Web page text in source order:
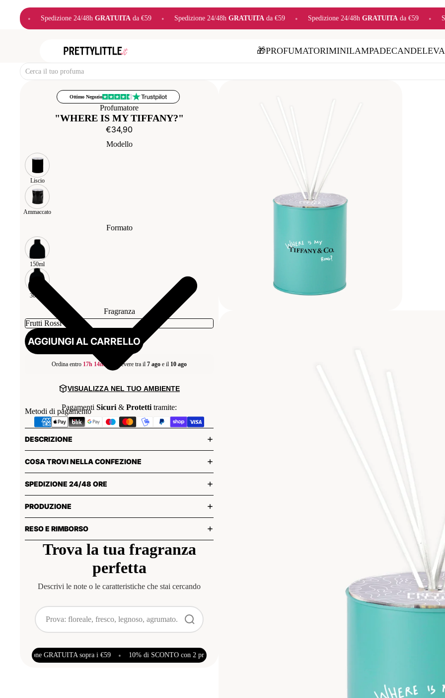
GRATUITA da €59 • Spedizione 24/48hGRATUITA da €59 • Spedizione 24/48hGRATUITA da €59 • Spedizione 24/48hGRATUITA
🎁PROFUMATORIMINILAMPADECANDELE
Ottimo Negozio
Profumatore
"WHERE IS MY TIFFANY?"
€34,90
Modello
Liscio
Ammaccato
Formato
150ml
300ml
Fragranza
AGGIUNGI AL CARRELLO
Ordina entro 17h 14m per ricevere tra il 7 ago e il 10 ago
VISUALIZZA NEL TUO AMBIENTE
Pagamenti Sicuri & Protetti tramite:
Metodi di pagamento
DESCRIZIONE
COSA TROVI NELLA CONFEZIONE
SPEDIZIONE 24/48 ORE
PRODUZIONE
RESO E RIMBORSO
Trova la tua fragranza
perfetta
Descrivi le note o le caratteristiche che stai cercando
con 2 prodotti | Spedizione GRATUITA sopra i €59 • 10% di SCONTO con 2 prodotti | Spedizione GRATUITA sopra i €59